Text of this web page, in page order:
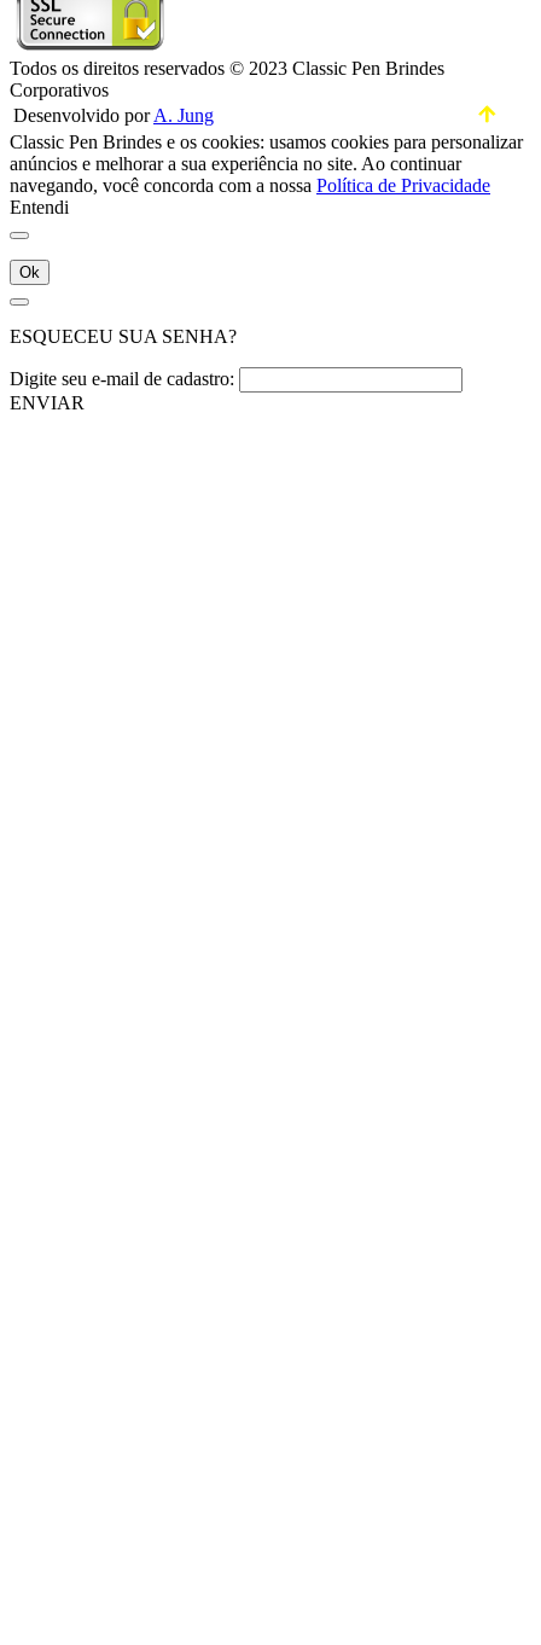
Todos os direitos reservados © 2023 Classic Pen Brindes
Corporativos
Desenvolvido porA. Jung
Classic Pen Brindes e os cookies: usamos cookies para personalizar
anúncios e melhorar a sua experiência no site. Ao continuar
navegando, você concorda com a nossa Política de Privacidade
Entendi
Ok
ESQUECEU SUA SENHA?
Digite seu e-mail de cadastro:
ENVIAR